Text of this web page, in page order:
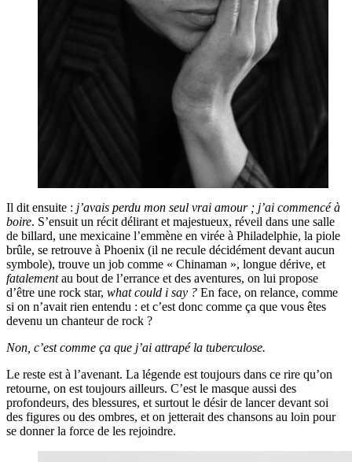
Il dit ensuite : j’avais perdu mon seul vrai amour ; j’ai commencé à
boire. S’ensuit un récit délirant et majestueux, réveil dans une salle
de billard, une mexicaine l’emmène en virée à Philadelphie, la piole
brûle, se retrouve à Phoenix (il ne recule décidément devant aucun
symbole), trouve un job comme « Chinaman », longue dérive, et
fatalementau bout de l’errance et des aventures, on lui propose
d’être une rock star, what could i say ? En face, on relance, comme
si on n’avait rien entendu : et c’est donc comme ça que vous êtes
devenu un chanteur de rock ?
Non, c’est comme ça que j’ai attrapé la tuberculose.
Le reste est à l’avenant. La légende est toujours dans ce rire qu’on
retourne, on est toujours ailleurs. C’est le masque aussi des
profondeurs, des blessures, et surtout le désir de lancer devant soi
des figures ou des ombres, et on jetterait des chansons au loin pour
se donner la force de les rejoindre.